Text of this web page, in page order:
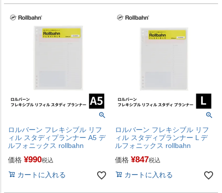
ロルバーン フレキシブル リフ
ィル スタディプランナー A5 デ
ルフォニックス rollbahn
価格 ¥990税込
カートに入れる
ロルバーン フレキシブル リフ
ィル スタディプランナー L デ
ルフォニックス rollbahn
価格 ¥847税込
カートに入れる